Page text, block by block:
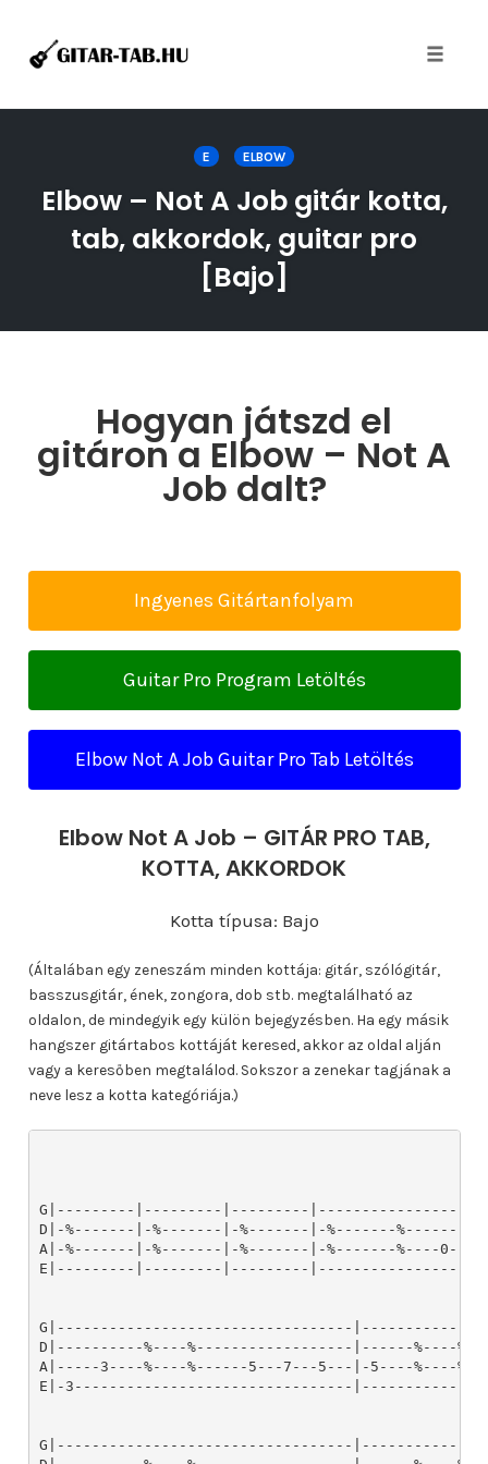
E ELBOW
Elbow – Not A Job gitár kotta,
tab, akkordok, guitar pro
[Bajo]
Hogyan játszd el
gitáron a Elbow – Not A
Job dalt?
Ingyenes Gitártanfolyam
Guitar Pro Program Letöltés
Elbow Not A Job Guitar Pro Tab Letöltés
Elbow Not A Job – GITÁR PRO TAB,
KOTTA, AKKORDOK
Kotta típusa: Bajo
(Általában egy zeneszám minden kottája: gitár, szólógitár,
basszusgitár, ének, zongora, dob stb. megtalálható az
oldalon, de mindegyik egy külön bejegyzésben. Ha egy másik
hangszer gitártabos kottáját keresed, akkor az oldal alján
vagy a keresőben megtalálod. Sokszor a zenekar tagjának a
neve lesz a kotta kategóriája.)
G|---------|---------|---------
D|-%-------|-%-------|-%-------|-%-------
A|-%-------|-%-------|-%-------|-%-------%----
E|---------|---------|---------
G|----------------------------------
D|----------%----%------------------|------%----
A|-----3----%----%------5---7---5---|-5----%----
E|-3--------------------------------
G|----------------------------------